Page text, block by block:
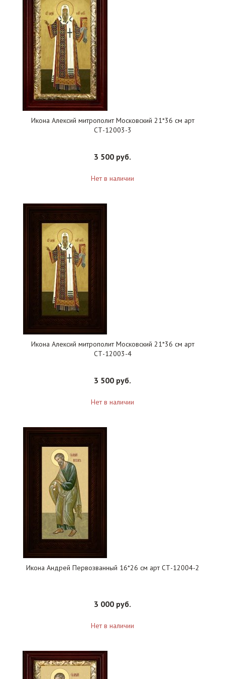
Икона Алексий митрополит Московский 21*36 см арт
СТ-12003-3
3 500 руб.
Нет в наличии
Икона Алексий митрополит Московский 21*36 см арт
СТ-12003-4
3 500 руб.
Нет в наличии
Икона Андрей Первозванный 16*26 см арт СТ-12004-2
3 000 руб.
Нет в наличии